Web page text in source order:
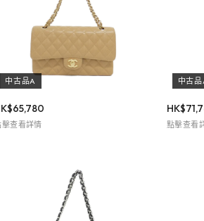
中古品A
65,780
擊查看詳情
中古品
HK$
點擊查看